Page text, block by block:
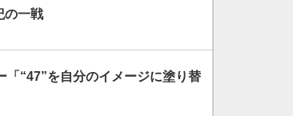
の一戦
「“47”を自分のイメージに塗り替